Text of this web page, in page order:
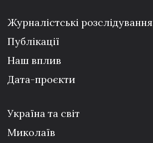
Журналістські розслідування
Публікації
Наш вплив
Дата-проєкти
Україна та світ
Миколаїв